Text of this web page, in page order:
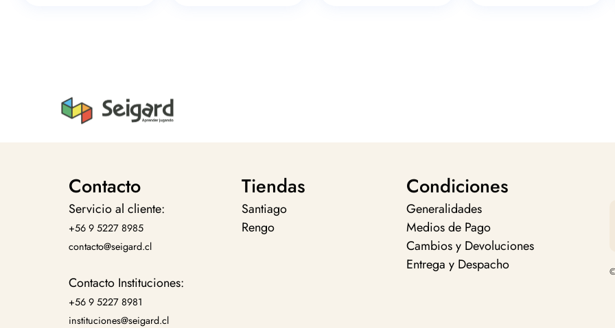
Contacto
Servicio al cliente:
+56 9 5227 8985
contacto@seigard.cl
Contacto Instituciones:
+56 9 5227 8981
instituciones@seigard.cl
Tiendas
Santiago
Rengo
Condiciones
Generalidades
Medios de Pago
Cambios y Devoluciones
Entrega y Despacho